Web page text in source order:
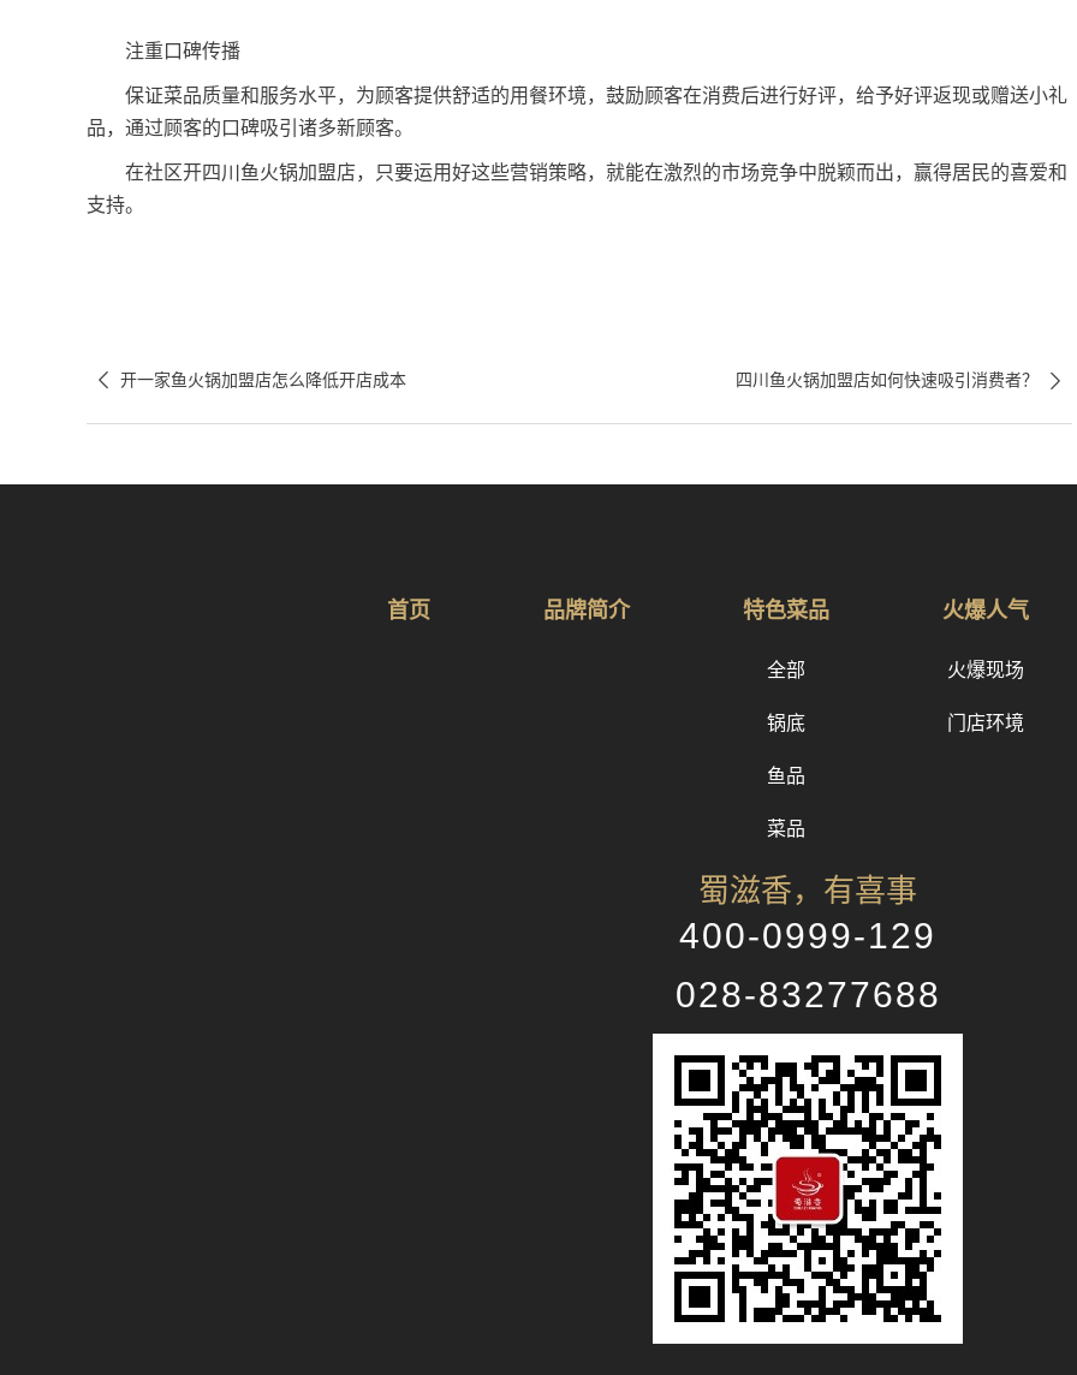
注重口碑传播
保证菜品质量和服务水平，为顾客提供舒适的用餐环境，鼓励顾客在消费后进行好评，给予好评返现或赠送小礼
品，通过顾客的口碑吸引诸多新顾客。
在社区开四川鱼火锅加盟店，只要运用好这些营销策略，就能在激烈的市场竞争中脱颖而出，赢得居民的喜爱和
支持。
 开一家鱼火锅加盟店怎么降低开店成本 
四川鱼火锅加盟店如何快速吸引消费者？
首页 品牌简介 特色菜品
全部
锅底
鱼品
菜品
火爆人气
火爆现场
门店环境
蜀滋香，有喜事
400-0999-129
028-83277688